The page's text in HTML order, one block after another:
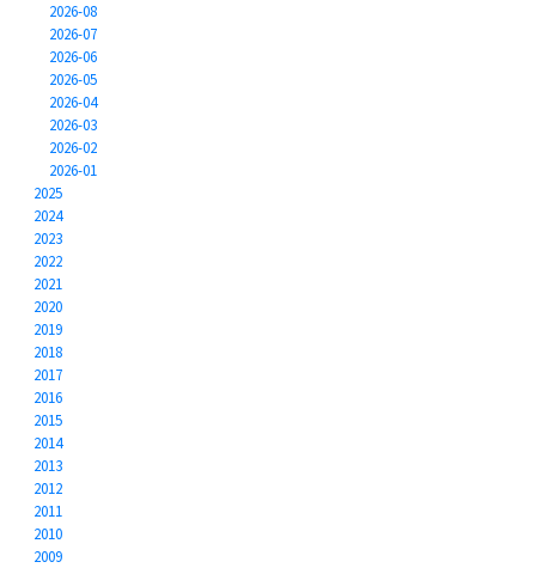
2026-08
2026-07
2026-06
2026-05
2026-04
2026-03
2026-02
2026-01
2025
2024
2023
2022
2021
2020
2019
2018
2017
2016
2015
2014
2013
2012
2011
2010
2009